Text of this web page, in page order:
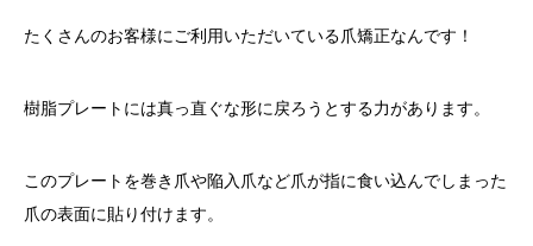
たくさんのお客様にご利用いただいている爪矯正なんです！
樹脂プレートには真っ直ぐな形に戻ろうとする力があります。
このプレートを巻き爪や陥入爪など爪が指に食い込んでしまった
爪の表面に貼り付けます。